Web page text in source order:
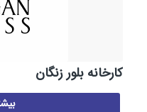
کارخانه بلور زنگان